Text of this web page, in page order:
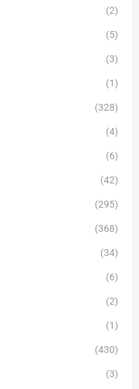
(2)
(5)
(3)
(1)
(328)
(4)
(6)
(42)
(295)
(368)
(34)
(6)
(2)
(1)
(430)
(3)